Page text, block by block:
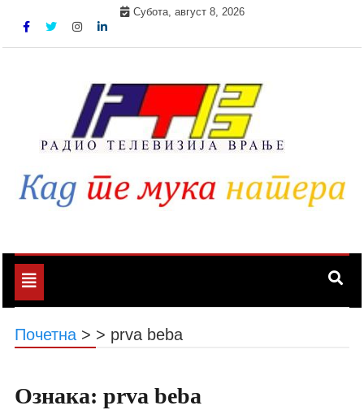
Субота, август 8, 2026
Toggle
navigation
Почетна > > prva beba
Ознака: prva beba